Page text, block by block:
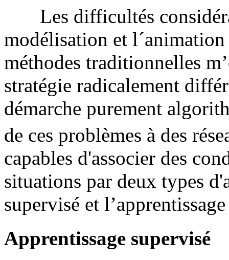
Les difficultés
modélisation et
méthodes traditionnelles
stratégie radicalement
démarche purement
de ces problèmes à des
capables d'associer des
situations par deux types
supervisé et
Apprentissage supervisé